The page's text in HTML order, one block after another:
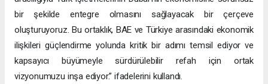
bir şekilde entegre olmasını sağlayacak bir çerçeve
oluşturuyoruz. Bu ortaklık, BAE ve Türkiye arasındaki ekonomik
ilişkileri güçlendirme yolunda kritik bir adımı temsil ediyor ve
kapsayıcı büyümeyle sürdürülebilir refah için ortak
vizyonumuzu inşa ediyor.” ifadelerini kullandı.